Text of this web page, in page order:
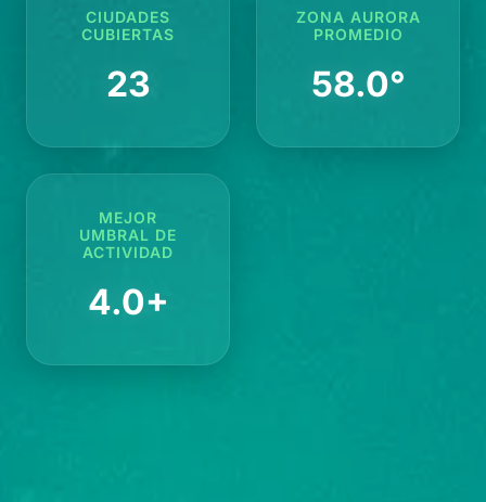
CIUDADES
CUBIERTAS
23
ZONA AURORA
PROMEDIO
58.0°
MEJOR
UMBRAL DE
ACTIVIDAD
4.0+